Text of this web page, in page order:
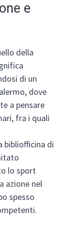
e
della
di un
dove
a pensare
fra i quali
bibliofficina di
lo sport
azione nel
spesso